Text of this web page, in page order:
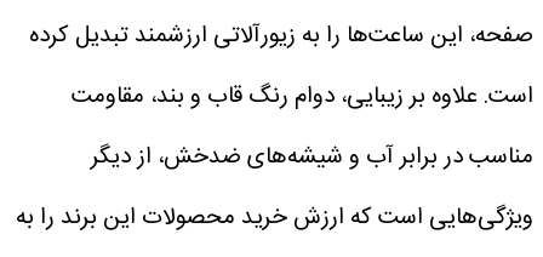
صفحه، این ساعت‌ها را به زیورآلاتی ارزشمند تبدیل کرده
است. علاوه بر زیبایی، دوام رنگ قاب و بند، مقاومت
مناسب در برابر آب و شیشه‌های ضدخش، از دیگر
ویژگی‌هایی است که ارزش خرید محصولات این برند را به